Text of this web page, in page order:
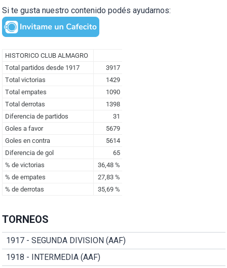
Si te gusta nuestro contenido podés ayudarnos:
TORNEOS
1917 - SEGUNDA DIVISION (AAF)
1918 - INTERMEDIA (AAF)